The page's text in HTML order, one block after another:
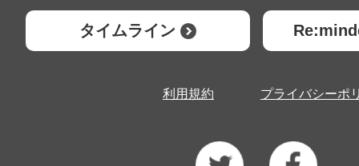
タイムライン
利用規約 プライバシーポ